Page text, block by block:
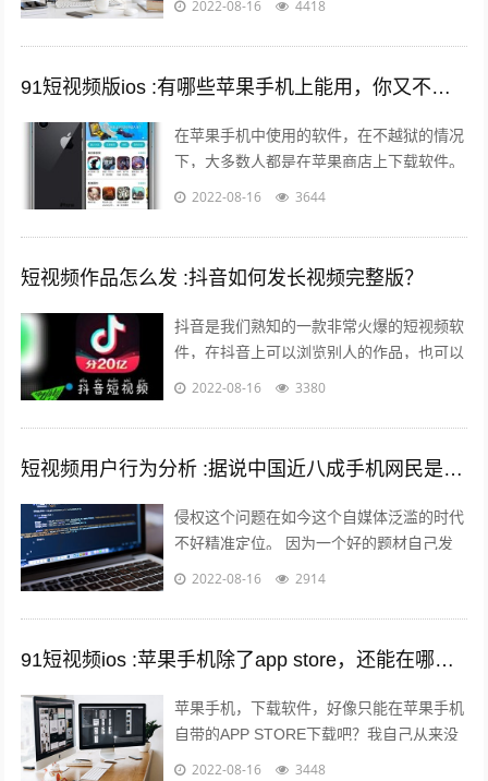
2022-08-16 4418
91短视频版ios :有哪些苹果手机上能用，你又不愿意让人知道的好用的app呢？
在苹果手机中使用的软件，在不越狱的情况
下，大多数人都是在苹果商店上下载软件。
但是还有其他的方法可以让你的手机中安装
2022-08-16 3644
短视频作品怎么发 :抖音如何发长视频完整版？
抖音是我们熟知的一款非常火爆的短视频软
件，在抖音上可以浏览别人的作品，也可以
发布自己的作品，那么自己发布作品的时候
2022-08-16 3380
短视频用户行为分析 :据说中国近八成手机网民是短视频用户，侵权问题如何解决？
侵权这个问题在如今这个自媒体泛滥的时代
不好精准定位。 因为一个好的题材自己发
布出去可能只需要短短的几分钟时间就能够
2022-08-16 2914
91短视频ios :苹果手机除了app store，还能在哪里下载软件？包括一些破解软件？
苹果手机，下载软件，好像只能在苹果手机
自带的APP STORE下载吧？我自己从来没
有尝试过在其他地方下载，在越狱最火热的
2022-08-16 3448